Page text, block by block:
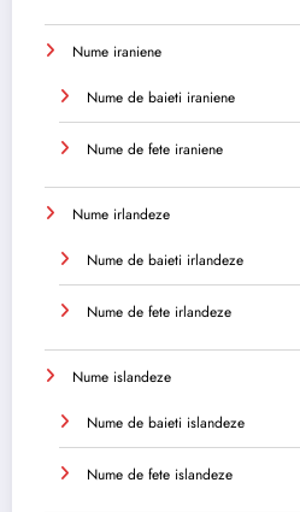
Nume iraniene
Nume de baieti iraniene
Nume de fete iraniene
Nume irlandeze
Nume de baieti irlandeze
Nume de fete irlandeze
Nume islandeze
Nume de baieti islandeze
Nume de fete islandeze